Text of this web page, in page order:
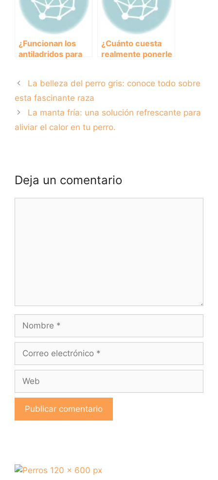
¿Funcionan los
antiladridos para
perro?
¿Cuánto cuesta
realmente ponerle
que necesitas
La belleza del perro gris: conoce todo sobre
esta fascinante raza
La manta fría: una solución refrescante para
aliviar el calor en tu perro.
Deja un comentario